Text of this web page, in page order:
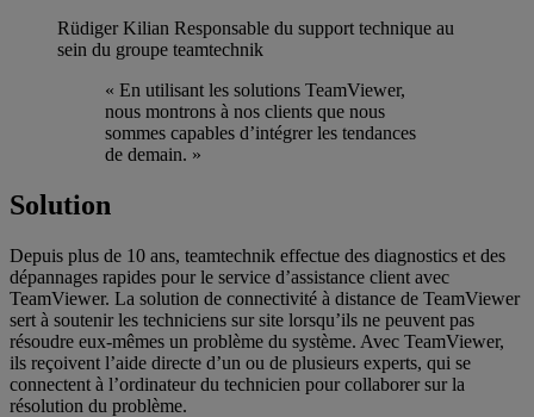
Rüdiger Kilian Responsable du support technique au
sein du groupe teamtechnik
« En utilisant les solutions TeamViewer,
nous montrons à nos clients que nous
sommes capables d’intégrer les tendances
de demain. »
Solution
Depuis plus de 10 ans, teamtechnik effectue des diagnostics et des
dépannages rapides pour le service d’assistance client avec
TeamViewer. La solution de connectivité à distance de TeamViewer
sert à soutenir les techniciens sur site lorsqu’ils ne peuvent pas
résoudre eux-mêmes un problème du système. Avec TeamViewer,
ils reçoivent l’aide directe d’un ou de plusieurs experts, qui se
connectent à l’ordinateur du technicien pour collaborer sur la
résolution du problème.